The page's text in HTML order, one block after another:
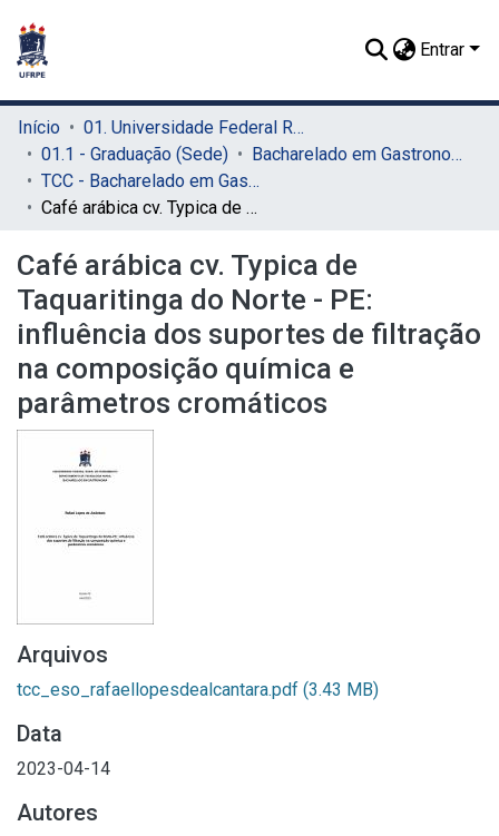
Entrar
Início
01. Universidade Federal Rural de Pernambuco - UFRPE (Sede)
01.1 - Graduação (Sede)
Bacharelado em Gastronomia (Sede)
TCC - Bacharelado em Gastronomia (Sede)
Café arábica cv. Typica de Taquaritinga do Norte - PE: influência dos suportes de filtração na composição química e parâmetros cromáticos
Café arábica cv. Typica de
Taquaritinga do Norte - PE:
influência dos suportes de filtração
na composição química e
parâmetros cromáticos
Arquivos
tcc_eso_rafaellopesdealcantara.pdf (3.43 MB)
Data
2023-04-14
Autores